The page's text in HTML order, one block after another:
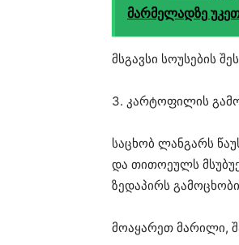
მარმელადზე
მსგავსი სოუსების
3. კარტოფილის
საცხობ ლანგარს
და თითოეულს
ზედაპირს
მოაყარეთ მარილი,